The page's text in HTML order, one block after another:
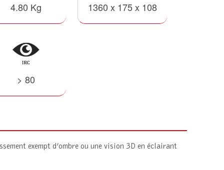
4.80 Kg 1360 x 175 x 108
> 80
exempt d’ombre ou une vision 3D en éclairant